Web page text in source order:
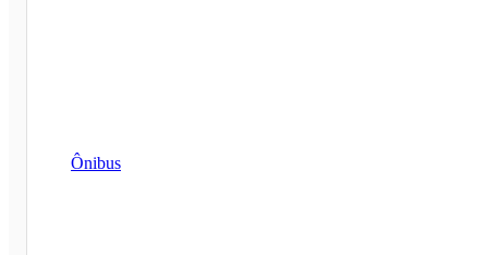
Ônibus